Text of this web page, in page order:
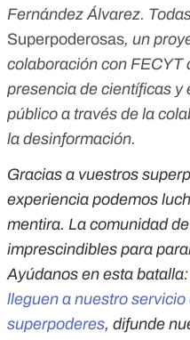
Fernández Álvarez.
Superpoderosas, un
colaboración con FECYT
presencia de científicas y
público a través de la
la desinformación.
Gracias a vuestros
experiencia podemos
mentira. La comunidad
imprescindibles para
Ayúdanos en esta batalla:
lleguen a nuestro
superpoderes, difunde